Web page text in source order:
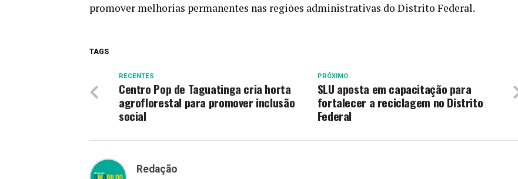
promover melhorias permanentes nas regiões administrativas do Distrito Federal.
TAGS
PRÓXIMO
SLU aposta em capacitação para
fortalecer a reciclagem no Distrito
Federal
RECENTES
Centro Pop de Taguatinga cria horta
agroflorestal para promover inclusão
social
Redação